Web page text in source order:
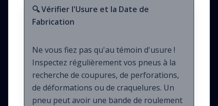
🔍 Vérifier l'Usure et la Date de
Fabrication
Ne vous fiez pas qu'au témoin d'usure !
Inspectez régulièrement vos pneus à la
recherche de coupures, de perforations,
de déformations ou de craquelures. Un
pneu peut avoir une bande de roulement